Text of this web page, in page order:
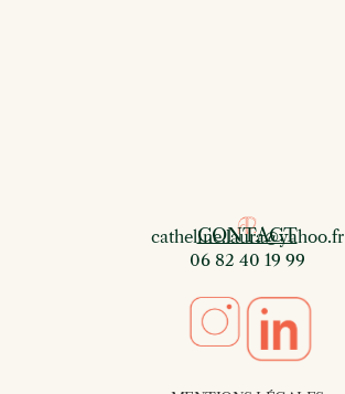
CONTACT
catheline.laura@yahoo.fr
06 82 40 19 99